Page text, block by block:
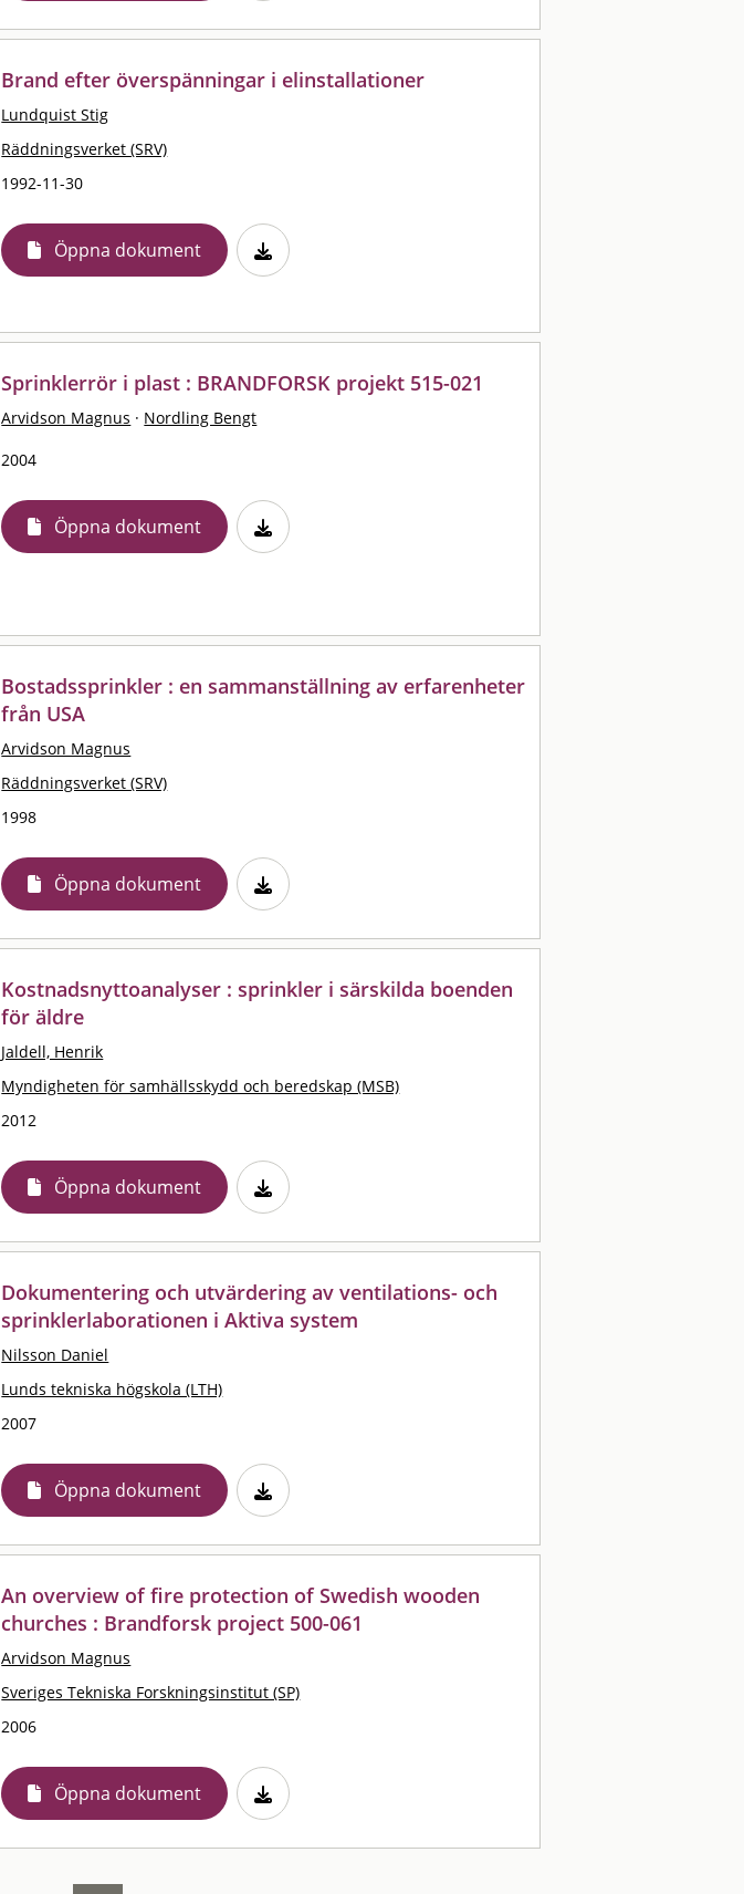
Brand efter överspänningar i elinstallationer
Lundquist Stig
Räddningsverket (SRV)
1992-11-30
Öppna dokument
Sprinklerrör i plast : BRANDFORSK projekt 515-021
Arvidson Magnus · Nordling Bengt
2004
Öppna dokument
Bostadssprinkler : en sammanställning av erfarenheter
från USA
Arvidson Magnus
Räddningsverket (SRV)
1998
Öppna dokument
Kostnadsnyttoanalyser : sprinkler i särskilda boenden
för äldre
Jaldell, Henrik
Myndigheten för samhällsskydd och beredskap (MSB)
2012
Öppna dokument
Dokumentering och utvärdering av ventilations- och
sprinklerlaborationen i Aktiva system
Nilsson Daniel
Lunds tekniska högskola (LTH)
2007
Öppna dokument
An overview of fire protection of Swedish wooden
churches : Brandforsk project 500-061
Arvidson Magnus
Sveriges Tekniska Forskningsinstitut (SP)
2006
Öppna dokument